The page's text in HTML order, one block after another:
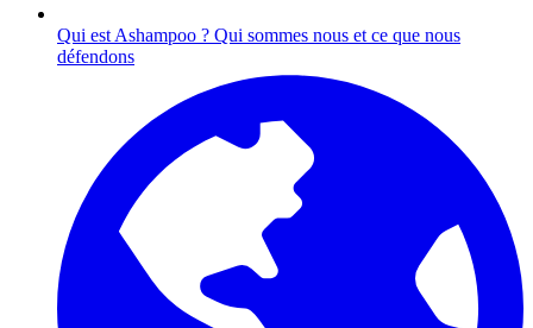
Qui est Ashampoo ? Qui sommes nous et ce que nous
défendons